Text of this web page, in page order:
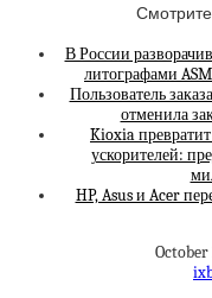
В России
литографами
Пользователь
отменила
Kioxia
ускорителей:
HP, Asus и Acer
October